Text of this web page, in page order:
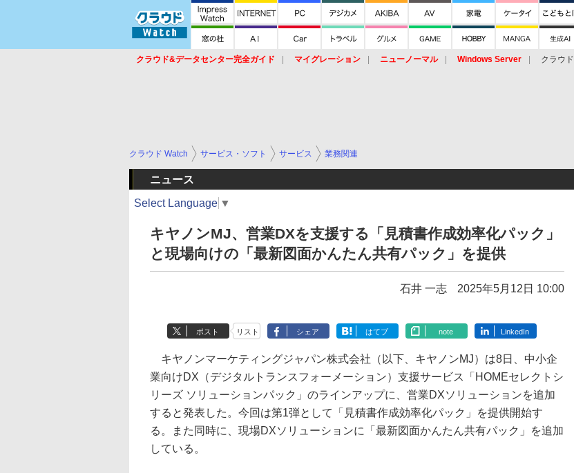
クラウド&データセンター完全ガイド マイグレーション ニューノーマル Windows Server クラウド
クラウド Watch サービス・ソフト サービス 業務関連
ニュース
Select Language ▼
キヤノンMJ、営業DXを支援する「見積書作成効率化パック」
と現場向けの「最新図面かんたん共有パック」を提供
石井 一志 2025年5月12日 10:00
ポスト リスト シェア はてブ note LinkedIn
キヤノンマーケティングジャパン株式会社（以下、キヤノンMJ）は8日、中小企
業向けDX（デジタルトランスフォーメーション）支援サービス「HOMEセレクトシ
リーズ ソリューションパック」のラインアップに、営業DXソリューションを追加
すると発表した。今回は第1弾として「見積書作成効率化パック」を提供開始す
る。また同時に、現場DXソリューションに「最新図面かんたん共有パック」を追加
している。